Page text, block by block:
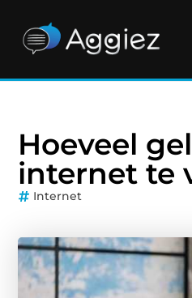
Hoeveel
internet te
Internet